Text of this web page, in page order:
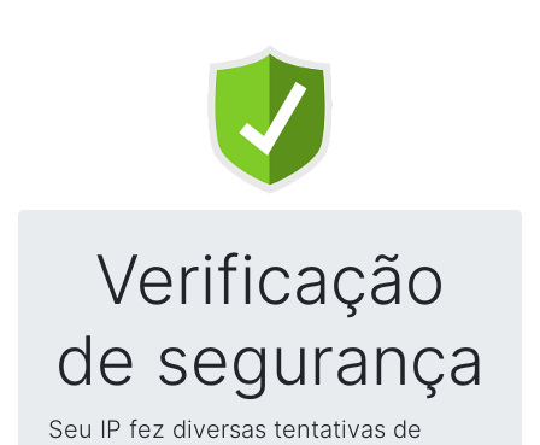
Verificação
de segurança
Seu IP fez diversas tentativas de